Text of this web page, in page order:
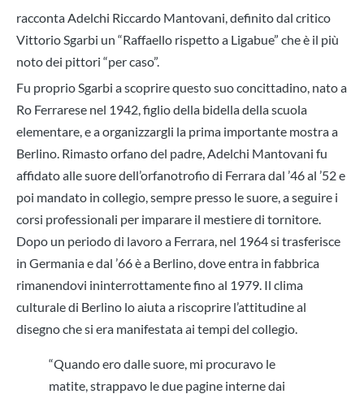
racconta Adelchi Riccardo Mantovani, definito dal critico
Vittorio Sgarbi un “Raffaello rispetto a Ligabue” che è il più
noto dei pittori “per caso”.
Fu proprio Sgarbi a scoprire questo suo concittadino, nato a
Ro Ferrarese nel 1942, figlio della bidella della scuola
elementare, e a organizzargli la prima importante mostra a
Berlino. Rimasto orfano del padre, Adelchi Mantovani fu
affidato alle suore dell’orfanotrofio di Ferrara dal ’46 al ’52 e
poi mandato in collegio, sempre presso le suore, a seguire i
corsi professionali per imparare il mestiere di tornitore.
Dopo un periodo di lavoro a Ferrara, nel 1964 si trasferisce
in Germania e dal ’66 è a Berlino, dove entra in fabbrica
rimanendovi ininterrottamente fino al 1979. Il clima
culturale di Berlino lo aiuta a riscoprire l’attitudine al
disegno che si era manifestata ai tempi del collegio.
“Quando ero dalle suore, mi procuravo le
matite, strappavo le due pagine interne dai